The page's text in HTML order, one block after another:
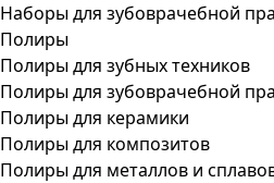
Наборы для зубоврачебной
Полиры
Полиры для зубных техников
Полиры для зубоврачебной
Полиры для керамики
Полиры для композитов
Полиры для металлов и